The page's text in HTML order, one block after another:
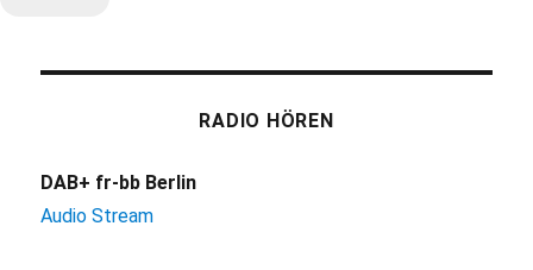
RADIO HÖREN
DAB+ fr-bb Berlin
Audio Stream